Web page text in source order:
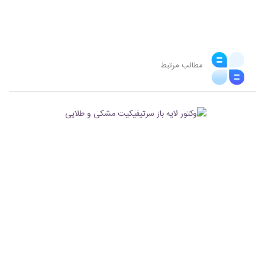
مطالب مرتبط